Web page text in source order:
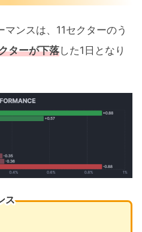
ンスは、11セクターのう
ターが下落した1日となり
ス